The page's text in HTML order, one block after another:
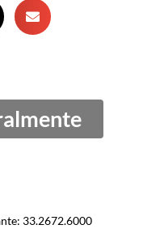
33.2672.6000